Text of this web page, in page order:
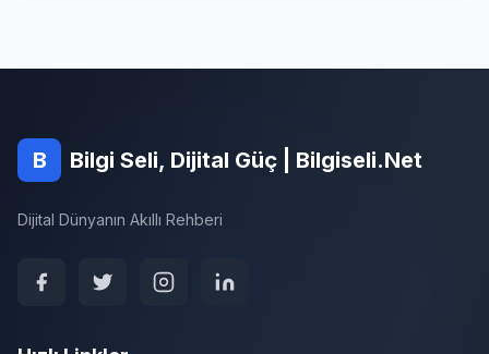
B Bilgi Seli, Dijital Güç | Bilgiseli.Net
Dijital Dünyanın Akıllı Rehberi